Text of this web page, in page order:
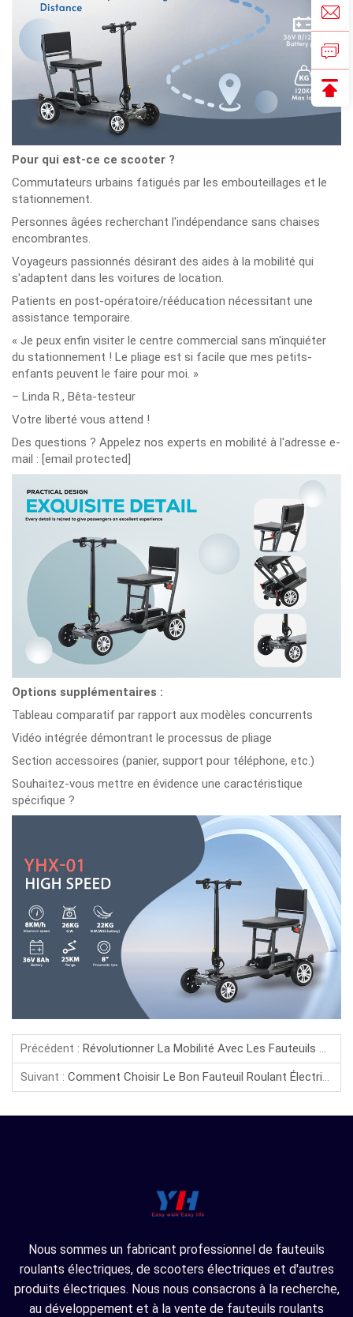
Pour qui est-ce ce scooter ?
Commutateurs urbains fatigués par les embouteillages et le
stationnement.
Personnes âgées recherchant l'indépendance sans chaises
encombrantes.
Voyageurs passionnés désirant des aides à la mobilité qui
s'adaptent dans les voitures de location.
Patients en post-opératoire/rééducation nécessitant une
assistance temporaire.
« Je peux enfin visiter le centre commercial sans m'inquiéter
du stationnement ! Le pliage est si facile que mes petits-
enfants peuvent le faire pour moi. »
– Linda R., Bêta-testeur
Votre liberté vous attend !
Des questions ? Appelez nos experts en mobilité à l'adresse e-
mail : [email protected]
Options supplémentaires :
Tableau comparatif par rapport aux modèles concurrents
Vidéo intégrée démontrant le processus de pliage
Section accessoires (panier, support pour téléphone, etc.)
Souhaitez-vous mettre en évidence une caractéristique
spécifique ?
Précédent : Révolutionner La Mobilité Avec Les Fauteuils Roulants Électriques : L'avenir De La Puissance Et Du Confort
Suivant : Comment Choisir Le Bon Fauteuil Roulant Électrique
Nous sommes un fabricant professionnel de fauteuils
roulants électriques, de scooters électriques et d'autres
produits électriques. Nous nous consacrons à la recherche,
au développement et à la vente de fauteuils roulants